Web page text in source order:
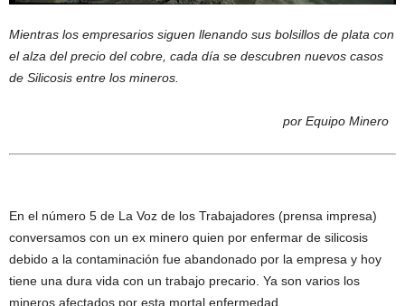
Mientras los empresarios siguen llenando sus bolsillos de plata con
el alza del precio del cobre, cada día se descubren nuevos casos
de Silicosis entre los mineros.
por Equipo Minero
En el número 5 de La Voz de los Trabajadores (prensa impresa)
conversamos con un ex minero quien por enfermar de silicosis
debido a la contaminación fue abandonado por la empresa y hoy
tiene una dura vida con un trabajo precario. Ya son varios los
mineros afectados por esta mortal enfermedad.